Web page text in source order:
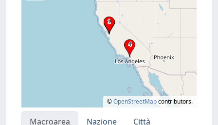
©OpenStreetMapcontributors.
Macroarea Nazione
Città